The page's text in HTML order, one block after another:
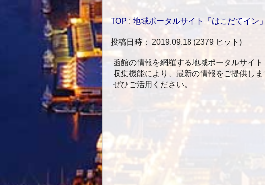
TOP : 地域ポータルサイト「はこだてイン
投稿日時： 2019.09.18 (2379 ヒット )
函館の情報を網羅する地域ポータルサイ
収集機能により、最新の情報をご提供しま
ぜひご活用ください。